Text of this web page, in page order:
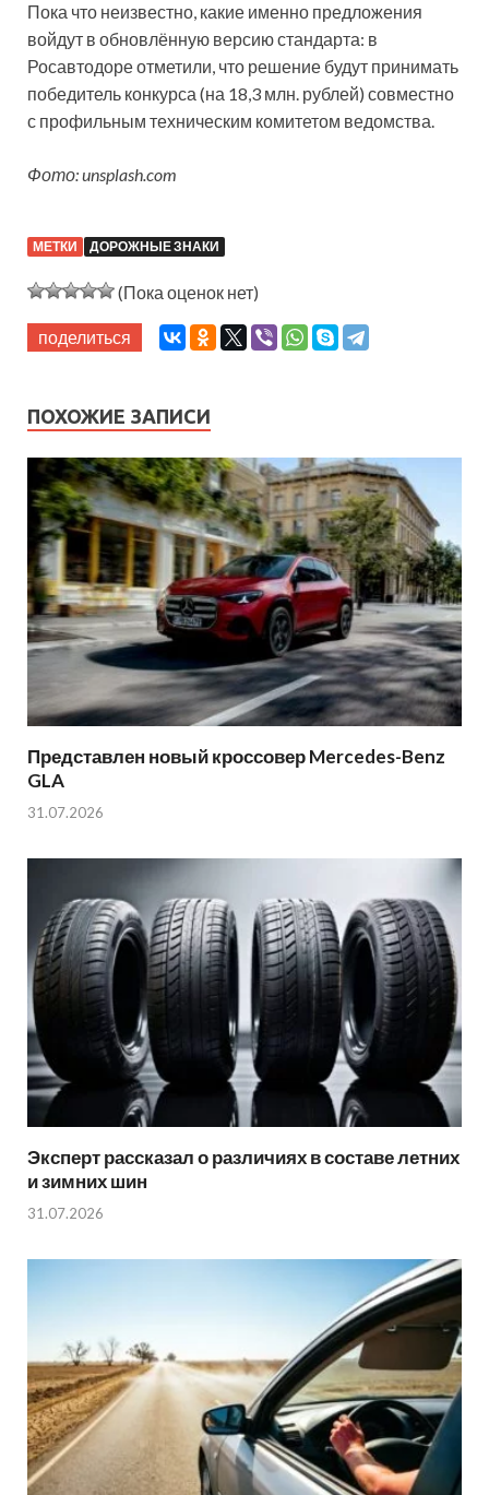
Пока что неизвестно, какие именно предложения
войдут в обновлённую версию стандарта: в
Росавтодоре отметили, что решение будут принимать
победитель конкурса (на 18,3 млн. рублей) совместно
с профильным техническим комитетом ведомства.
Фото: unsplash.com
МЕТКИ ДОРОЖНЫЕ ЗНАКИ
(Пока оценок нет)
поделиться
ПОХОЖИЕ ЗАПИСИ
Представлен новый кроссовер Mercedes-Benz
GLA
31.07.2026
Эксперт рассказал о различиях в составе летних
и зимних шин
31.07.2026